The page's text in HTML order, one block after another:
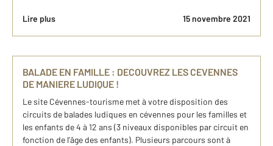
Lire plus 15 novembre 2021
BALADE EN FAMILLE : DECOUVREZ LES CEVENNES
DE MANIERE LUDIQUE !
Le site Cévennes-tourisme met à votre disposition des
circuits de balades ludiques en cévennes pour les familles et
les enfants de 4 à 12 ans (3 niveaux disponibles par circuit en
fonction de l’âge des enfants). Plusieurs parcours sont à